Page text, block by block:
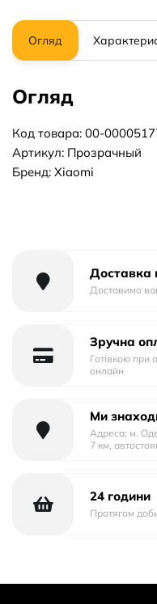
Огляд
Огляд
Код товара: 00-
Артикул: Прозрачный
Бренд: Xiaomi
Доставка
Доставимо
Зручна
Готівкою при
онлайн
Ми
Адреса: м.
7 км,
24 години
Протягом